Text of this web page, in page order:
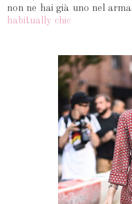
non ne hai già uno nel
habitually chic